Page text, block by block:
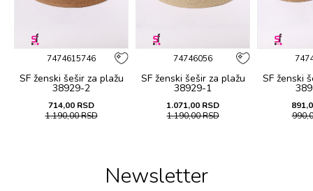
7474615746
SF ženski šеšir za plažu
38929-2
714,00 RSD
1.190,00RSD
74746056
SF ženski šеšir za plažu
38929-1
1.071,00 RSD
1.190,00RSD
SF ženski
Newsletter